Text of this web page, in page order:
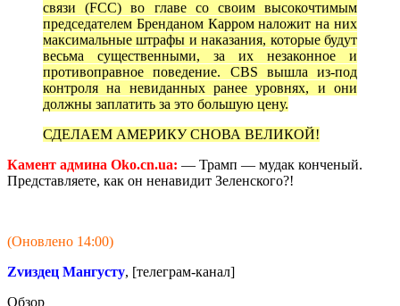
связи (FCC) во главе со своим высокочтимым
председателем Бренданом Карром наложит на них
максимальные штрафы и наказания, которые будут
весьма существенными, за их незаконное и
противоправное поведение. CBS вышла из-под
контроля на невиданных ранее уровнях, и они
должны заплатить за это большую цену.
СДЕЛАЕМ АМЕРИКУ СНОВА ВЕЛИКОЙ!
Камент админа Oko.cn.ua: — Трамп — мудак конченый.
Представляете, как он ненавидит Зеленского?!
(Оновлено 14:00)
Zvиздец Мангусту, [телеграм-канал]
Обзор